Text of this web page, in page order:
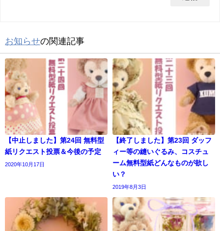
お知らせの関連記事
【中止しました】第24回 無料型
紙リクエスト投票＆今後の予定
2020年10月17日
【終了しました】第23回 ダッフ
ィー等の縫いぐるみ、コスチュ
ーム無料型紙どんなものが欲し
い？
2019年8月3日